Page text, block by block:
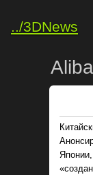
../3DNews